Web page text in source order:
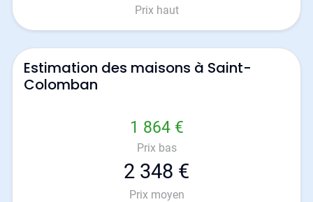
Prix haut
Estimation des maisons à Saint-
Colomban
1 864 €
Prix bas
2 348 €
Prix moyen